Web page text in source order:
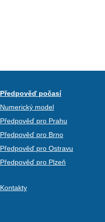
Předpověď počasí
Numerický model
Předpověď pro Prahu
Předpověď pro Brno
Předpověď pro Ostravu
Předpověď pro Plzeň
Kontakty